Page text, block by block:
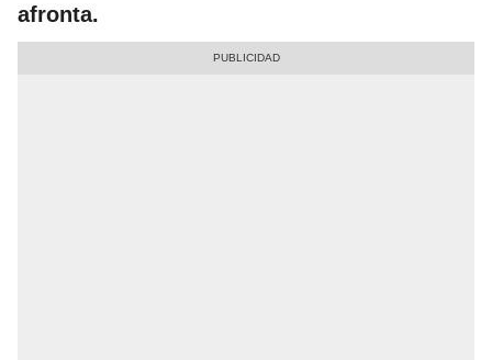
afronta.